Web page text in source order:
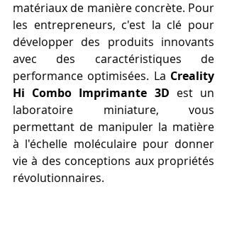
matériaux de manière concrète. Pour
les entrepreneurs, c'est la clé pour
développer des produits innovants
avec des caractéristiques de
performance optimisées. La Creality
Hi Combo Imprimante 3D est un
laboratoire miniature, vous
permettant de manipuler la matière
à l'échelle moléculaire pour donner
vie à des conceptions aux propriétés
révolutionnaires.